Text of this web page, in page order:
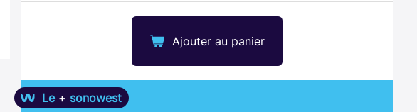
Ajouter au panier
Le + sonowest